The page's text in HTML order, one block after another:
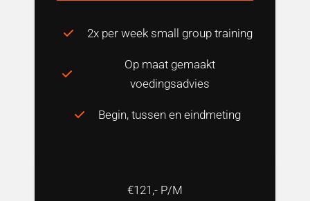
2x per week small group training
Op maat gemaakt
voedingsadvies
Begin, tussen en eindmeting
€121,- P/M